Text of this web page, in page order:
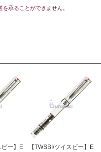
承ることができません。
ビー】E
【TWSBI/ツイスビー】E